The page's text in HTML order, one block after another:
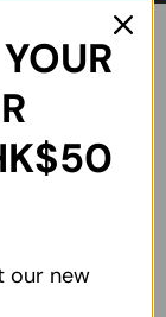
our new